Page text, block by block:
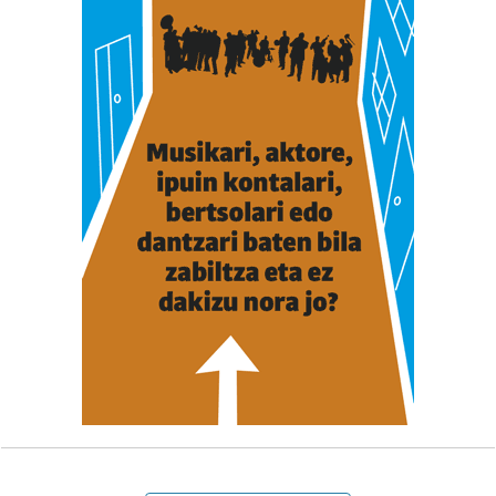
Lortu zure datu pertsonalak prozesatzeko moduari
buruzko informazio gehiago eta ezarri zure lehentasunak
datuen atalean. Edozein unetan alda edo ken dezakezu
zure baimena Cookieen adierazpenean.
Webgune honek cookie propioak eta hirugarrenen cookie-
fitxategiak erabiltzen ditu. Zure esperientzia eta
zerbitzuak hobetzeko asmoz, cookie teknologiaz
baliatzen gara. Ohar hau onartuz gero, teknologia hori
erabiltzeko baimen esplizitua ematen diguzu.
Gehiago